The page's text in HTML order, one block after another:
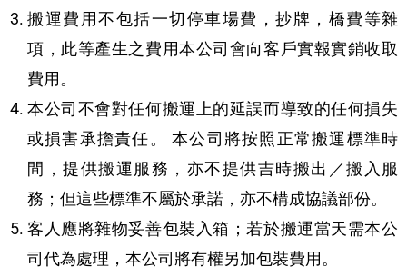
搬運費用不包括一切停車場費，抄牌，橋費等雜
項，此等產生之費用本公司會向客戶實報實銷收取
費用。
本公司不會對任何搬運上的延誤而導致的任何損失
或損害承擔責任。 本公司將按照正常搬運標準時
間，提供搬運服務，亦不提供吉時搬出／搬入服
務；但這些標準不屬於承諾，亦不構成協議部份。
客人應將雜物妥善包裝入箱；若於搬運當天需本公
司代為處理，本公司將有權另加包裝費用。